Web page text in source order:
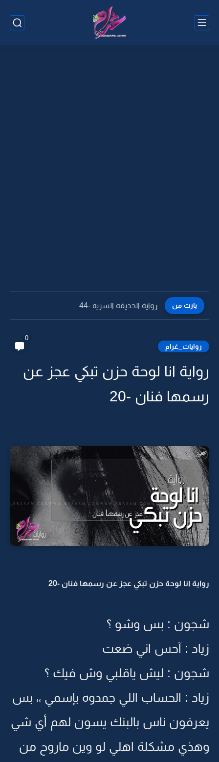
بارت من رواية الحديقه السريه -44
روايات_غرام
0
رواية انا لوحة حزن تبكي عجز عن
رسمها فنان -20
رواية انا لوحة حزن تبكي عجز عن رسمها فنان -20
شجون : بس وشو ؟
زياد : آحس اني ضعت
شجون : ليش ياقلبي وش فيك ؟
زياد : الحساب اللي جمدوه بإسمي ،، بس
يعرفون ناس بالبنك يسون لهم أي شي
وهذي مشكلة اهلي لو وين ماروح من